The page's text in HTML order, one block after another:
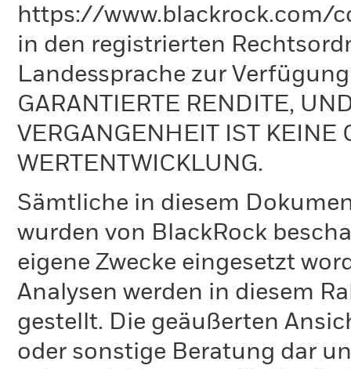
https://www.blackrock.com/
in den registrierten
Landessprache zur
GARANTIERTE RENDITE,
VERGANGENHEIT IST KEINE
WERTENTWICKLUNG.
Sämtliche in diesem
wurden von BlackRock
eigene Zwecke eingesetzt
Analysen werden in diesem
gestellt. Die geäußerten
oder sonstige Beratung dar